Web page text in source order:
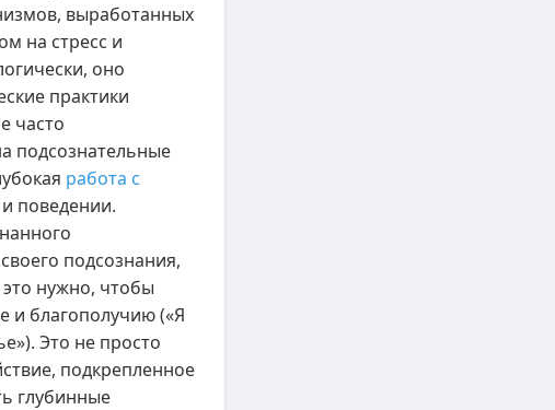
выработанных
на стресс и
оно
практики
часто
подсознательные
работа с
поведении.
подсознания,
это нужно, чтобы
и благополучию («Я
Это не просто
подкрепленное
глубинные